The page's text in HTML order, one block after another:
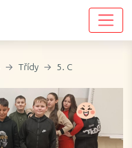
Třídy 5. C